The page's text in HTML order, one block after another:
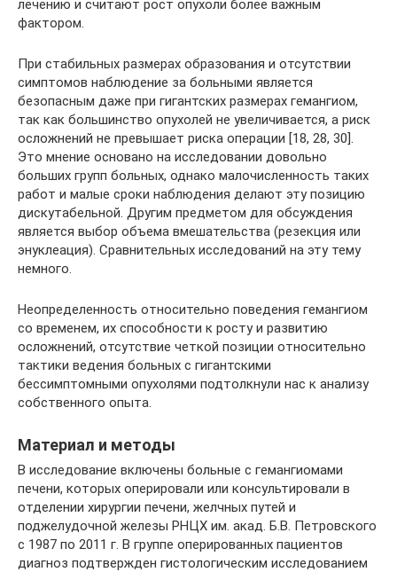
лечению и считают рост опухоли более важным
фактором.
При стабильных размерах образования и отсутствии
симптомов наблюдение за больными является
безопасным даже при гигантских размерах гемангиом,
так как большинство опухолей не увеличивается, а риск
осложнений не превышает риска операции [18, 28, 30].
Это мнение основано на исследовании довольно
больших групп больных, однако малочисленность таких
работ и малые сроки наблюдения делают эту позицию
дискутабельной. Другим предметом для обсуждения
является выбор объема вмешательства (резекция или
энуклеация). Сравнительных исследований на эту тему
немного.
Неопределенность относительно поведения гемангиом
со временем, их способности к росту и развитию
осложнений, отсутствие четкой позиции относительно
тактики ведения больных с гигантскими
бессимптомными опухолями подтолкнули нас к анализу
собственного опыта.
Материал и методы
В исследование включены больные с гемангиомами
печени, которых оперировали или консультировали в
отделении хирургии печени, желчных путей и
поджелудочной железы РНЦХ им. акад. Б.В. Петровского
с 1987 по 2011 г. В группе оперированных пациентов
диагноз подтвержден гистологическим исследованием